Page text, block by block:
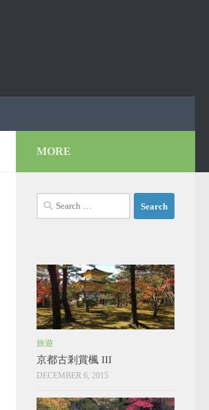
MORE
Search
for:
旅遊
京都古剎賞楓 III
DECEMBER 6, 2015